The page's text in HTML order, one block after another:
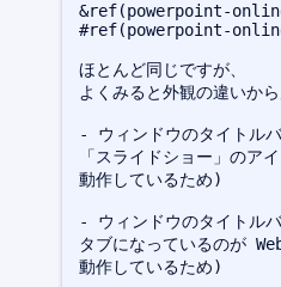
&ref(powerpoint-
#ref(powerpoint-
ほとんど同じですが、
よくみると外観の違いか
- ウィンドウのタイトル
「スライドショー」のア
動作しているため)
- ウィンドウのタイトル
タブになっているのが
動作しているため)